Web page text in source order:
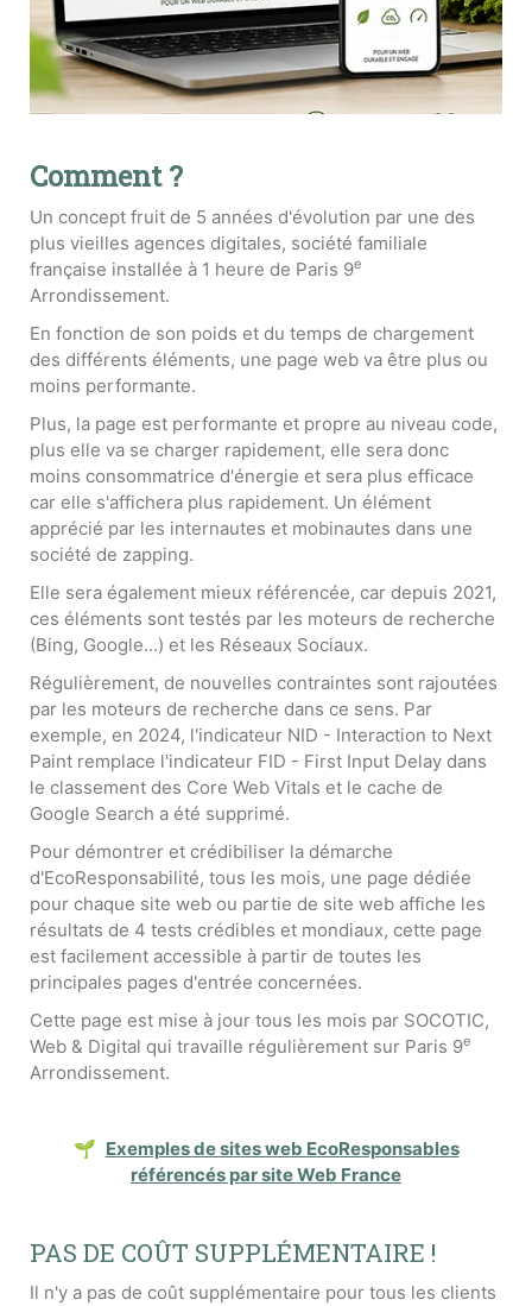
Comment ?
Un concept fruit de 5 années d'évolution par une des
plus vieilles agences digitales, société familiale
française installée à 1 heure de Paris 9e
Arrondissement.
En fonction de son poids et du temps de chargement
des différents éléments, une page web va être plus ou
moins performante.
Plus, la page est performante et propre au niveau code,
plus elle va se charger rapidement, elle sera donc
moins consommatrice d'énergie et sera plus efficace
car elle s'affichera plus rapidement. Un élément
apprécié par les internautes et mobinautes dans une
société de zapping.
Elle sera également mieux référencée, car depuis 2021,
ces éléments sont testés par les moteurs de recherche
(Bing, Google...) et les Réseaux Sociaux.
Régulièrement, de nouvelles contraintes sont rajoutées
par les moteurs de recherche dans ce sens. Par
exemple, en 2024, l'indicateur NID - Interaction to Next
Paint remplace l'indicateur FID - First Input Delay dans
le classement des Core Web Vitals et le cache de
Google Search a été supprimé.
Pour démontrer et crédibiliser la démarche
d'EcoResponsabilité, tous les mois, une page dédiée
pour chaque site web ou partie de site web affiche les
résultats de 4 tests crédibles et mondiaux, cette page
est facilement accessible à partir de toutes les
principales pages d'entrée concernées.
Cette page est mise à jour tous les mois par SOCOTIC,
Web & Digital qui travaille régulièrement sur Paris 9e
Arrondissement.
🌱 Exemples de sites web EcoResponsables
référencés par site Web France
PAS DE COÛT SUPPLÉMENTAIRE !
Il n'y a pas de coût supplémentaire pour tous les clients